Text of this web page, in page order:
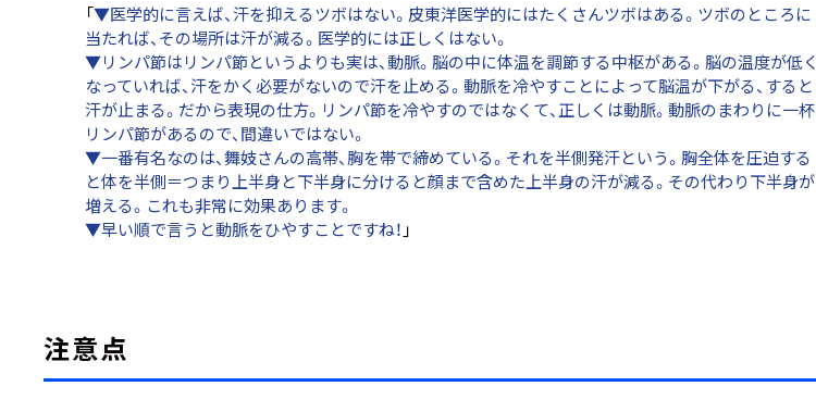
「▼医学的に言えば、汗を抑えるツボはない。皮東洋医学的にはたくさんツボはある。ツボのところに
当たれば、その場所は汗が減る。医学的には正しくはない。
▼リンパ節はリンパ節というよりも実は、動脈。脳の中に体温を調節する中枢がある。脳の温度が低く
なっていれば、汗をかく必要がないので汗を止める。動脈を冷やすことによって脳温が下がる、すると
汗が止まる。だから表現の仕方。リンパ節を冷やすのではなくて、正しくは動脈。動脈のまわりに一杯
リンパ節があるので、間違いではない。
▼一番有名なのは、舞妓さんの高帯、胸を帯で締めている。それを半側発汗という。胸全体を圧迫する
と体を半側＝つまり上半身と下半身に分けると顔まで含めた上半身の汗が減る。その代わり下半身が
増える。これも非常に効果あります。
▼早い順で言うと動脈をひやすことですね！ 」
注意点